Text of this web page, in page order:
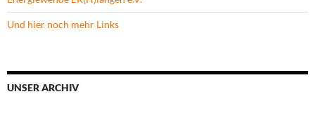
Und hier noch mehr Links
UNSER ARCHIV